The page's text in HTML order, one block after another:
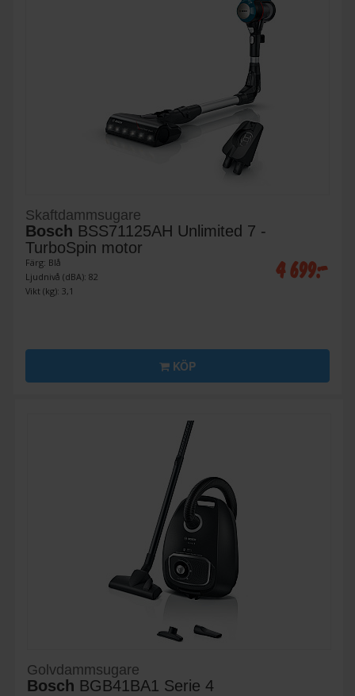
Skaftdammsugare
Bosch BSS71125AH Unlimited 7 -
TurboSpin motor
Färg: Blå
Ljudnivå (dBA): 82
Vikt (kg): 3,1
4 699:-
KÖP
Golvdammsugare
Bosch BGB41BA1 Serie 4